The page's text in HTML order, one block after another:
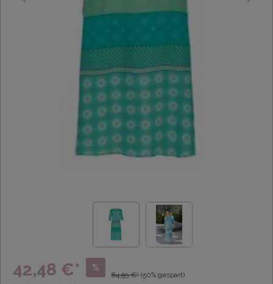
42,48 €* %
84,95 €* (50% gespart)